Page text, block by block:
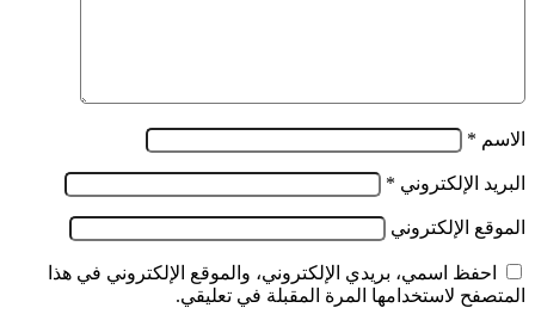
الاسم *
البريد الإلكتروني *
الموقع الإلكتروني
احفظ اسمي، بريدي الإلكتروني، والموقع الإلكتروني في هذا
المتصفح لاستخدامها المرة المقبلة في تعليقي.